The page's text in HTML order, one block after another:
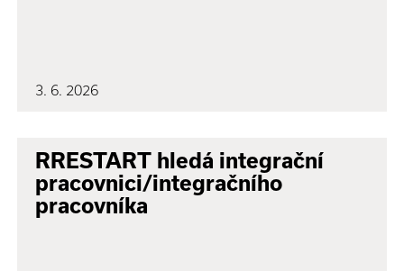
3. 6. 2026
RRESTART hledá integrační
pracovnici/integračního
pracovníka